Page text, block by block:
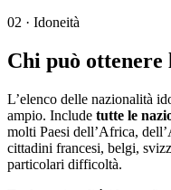
02 · Idoneità
Chi può ottenere
L’elenco delle nazionalità
ampio. Include tutte le
molti Paesi dell’Africa,
cittadini francesi, belgi,
particolari difficoltà.